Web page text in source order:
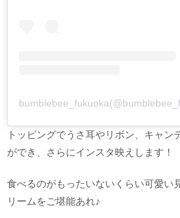
トッピングでうさ耳やリボン、キャン
ができ、さらにインスタ映えします！
食べるのがもったいないくらい可愛い
リームをご堪能あれ♪